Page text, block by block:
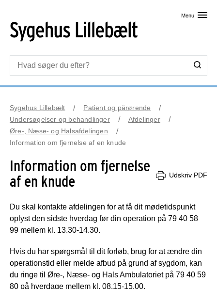
Menu
Sygehus Lillebælt
Patient og pårørende
Undersøgelser og behandlinger
Afdelinger
Øre-, Næse- og Halsafdelingen
Information om fjernelse af en knude
Information om fjernelse
af en knude
Udskriv PDF
Du skal kontakte afdelingen for at få dit mødetidspunkt
oplyst den sidste hverdag før din operation på 79 40 58
99 mellem kl. 13.30-14.30.
Hvis du har spørgsmål til dit forløb, brug for at ændre din
operationstid eller melde afbud på grund af sygdom, kan
du ringe til Øre-, Næse- og Hals Ambulatoriet på 79 40 59
80 på hverdage mellem kl. 08.15-15.00.